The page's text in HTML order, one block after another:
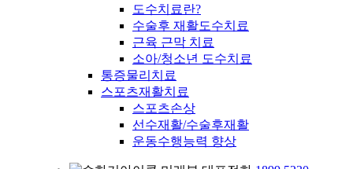
도수치료란?
수술후 재활도수치료
근육 근막 치료
소아/청소년 도수치료
통증물리치료
스포츠재활치료
스포츠손상
선수재활/수술후재활
운동수행능력 향상